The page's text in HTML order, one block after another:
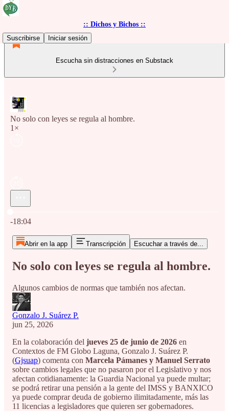
:: Dichos y Bichos ::
Suscribirse
Iniciar sesión
Escucha sin distracciones en Substack
No solo con leyes se regula al hombre.
1×
-18:04
Abrir en la app Transcripción Escuchar a través de...
No solo con leyes se regula al hombre.
Algunos cambios de normas que también nos afectan.
Gonzalo J. Suárez P.
jun 25, 2026
En la colaboración del jueves 25 de junio de 2026 en
Contextos de FM Globo Laguna, Gonzalo J. Suárez P.
(Gjsuap) comenta con Marcela Pámanes y Manuel Serrato
sobre cambios legales que no pasaron por el Legislativo y nos
afectan cotidianamente: la Guardia Nacional ya puede multar;
se podrá retirar una pensión a la gente del IMSS y BANXICO
ya puede comprar deuda de gobierno ilimitadamente, más las
11 licencias a legisladores que quieren ser gobernadores.